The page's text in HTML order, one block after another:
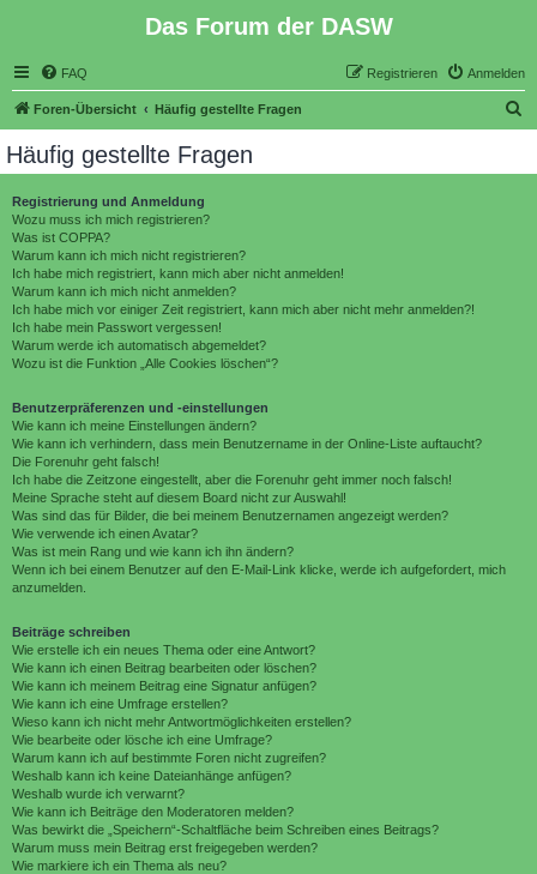
Das Forum der DASW
FAQ Anmelden
Registrieren
Foren-Übersicht Häufig gestellte Fragen
Häufig gestellte Fragen
Registrierung und Anmeldung
Wozu muss ich mich registrieren?
Was ist COPPA?
Warum kann ich mich nicht registrieren?
Ich habe mich registriert, kann mich aber nicht anmelden!
Warum kann ich mich nicht anmelden?
Ich habe mich vor einiger Zeit registriert, kann mich aber nicht mehr anmelden?!
Ich habe mein Passwort vergessen!
Warum werde ich automatisch abgemeldet?
Wozu ist die Funktion „Alle Cookies löschen“?
Benutzerpräferenzen und -einstellungen
Wie kann ich meine Einstellungen ändern?
Wie kann ich verhindern, dass mein Benutzername in der Online-Liste auftaucht?
Die Forenuhr geht falsch!
Ich habe die Zeitzone eingestellt, aber die Forenuhr geht immer noch falsch!
Meine Sprache steht auf diesem Board nicht zur Auswahl!
Was sind das für Bilder, die bei meinem Benutzernamen angezeigt werden?
Wie verwende ich einen Avatar?
Was ist mein Rang und wie kann ich ihn ändern?
Wenn ich bei einem Benutzer auf den E-Mail-Link klicke, werde ich aufgefordert, mich
anzumelden.
Beiträge schreiben
Wie erstelle ich ein neues Thema oder eine Antwort?
Wie kann ich einen Beitrag bearbeiten oder löschen?
Wie kann ich meinem Beitrag eine Signatur anfügen?
Wie kann ich eine Umfrage erstellen?
Wieso kann ich nicht mehr Antwortmöglichkeiten erstellen?
Wie bearbeite oder lösche ich eine Umfrage?
Warum kann ich auf bestimmte Foren nicht zugreifen?
Weshalb kann ich keine Dateianhänge anfügen?
Weshalb wurde ich verwarnt?
Wie kann ich Beiträge den Moderatoren melden?
Was bewirkt die „Speichern“-Schaltfläche beim Schreiben eines Beitrags?
Warum muss mein Beitrag erst freigegeben werden?
Wie markiere ich ein Thema als neu?